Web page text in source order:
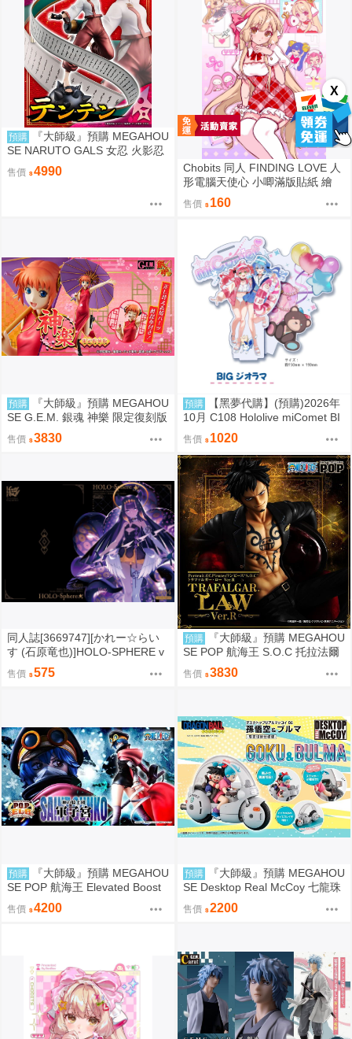
X
預購
『大師級』預購 MEGAHOU
SE NARUTO GALS 女忍 火影忍
者疾風傳 天天 再販
售價 4990
Chobits 同人 FINDING LOVE 人
形電腦天使心 小唧滿版貼紙 繪
師：Bee Bee
售價 160
預購
『大師級』預購 MEGAHOU
SE G.E.M. 銀魂 神樂 限定復刻版
售價 3830
預購
【黑夢代購】(預購)2026年
10月 C108 Hololive miComet BI
Gジオラマ 壓克力立牌 社團名:空
色姉妹 繪師:綾香
售價 1020
同人誌[3669747][かれー☆らい
す (石原竜也)]HOLO-SPHERE v
ol.04 (hololive )
售價 575
預購
『大師級』預購 MEGAHOU
SE POP 航海王 S.O.C 托拉法爾
加 羅 Ver.R
售價 3830
預購
『大師級』預購 MEGAHOU
SE POP 航海王 Elevated Boost
神領騎士團 曼麥亞 軍子宮
售價 4200
預購
『大師級』預購 MEGAHOU
SE Desktop Real McCoy 七龍珠
06 孫悟空&布瑪 限定復刻版
售價 2200